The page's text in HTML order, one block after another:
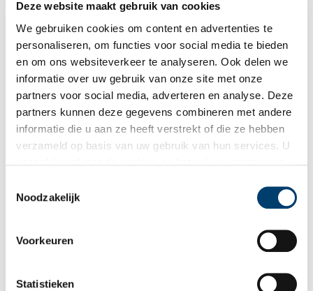
Deze website maakt gebruik van cookies
We gebruiken cookies om content en advertenties te
personaliseren, om functies voor social media te bieden
en om ons websiteverkeer te analyseren. Ook delen we
informatie over uw gebruik van onze site met onze
partners voor social media, adverteren en analyse. Deze
partners kunnen deze gegevens combineren met andere
informatie die u aan ze heeft verstrekt of die ze hebben
verzameld op basis van uw gebruik van hun services. U
Noodzakelijk
Voorkeuren
Statistieken
Vereiste velden zijn gemarkeerd met *. Het e-mailadres wordt niet
gepubliceerd.
Naam*
E-mail*